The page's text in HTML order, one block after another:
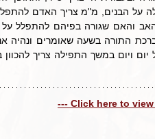
--- Click here to